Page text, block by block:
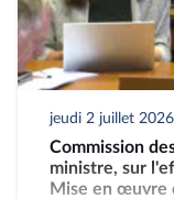
jeudi 2 juillet 2026
Commission
ministre, sur
Mise en œuvre